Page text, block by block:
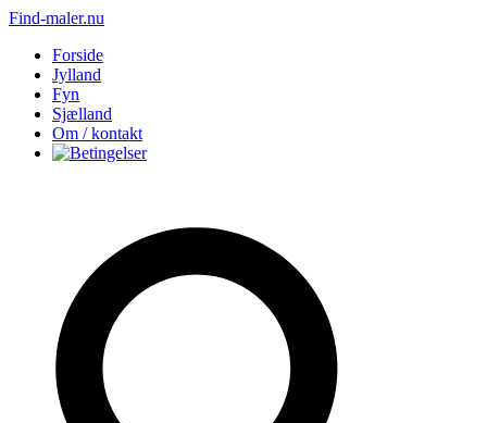
Find-maler.nu
Forside
Jylland
Fyn
Sjælland
Om / kontakt